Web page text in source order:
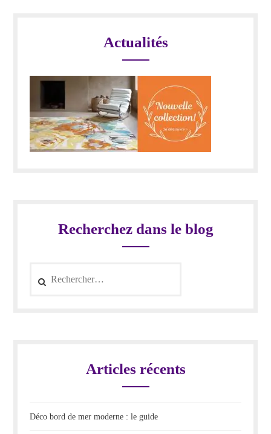
Actualités
Recherchez dans le blog
Articles récents
Déco bord de mer moderne : le guide